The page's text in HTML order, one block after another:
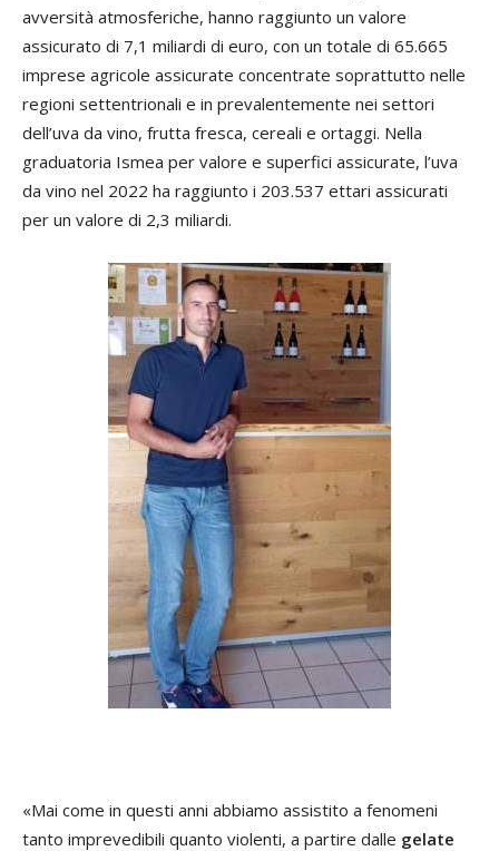
avversità atmosferiche, hanno raggiunto un valore
assicurato di 7,1 miliardi di euro, con un totale di 65.665
imprese agricole assicurate concentrate soprattutto nelle
regioni settentrionali e in prevalentemente nei settori
dell’uva da vino, frutta fresca, cereali e ortaggi. Nella
graduatoria Ismea per valore e superfici assicurate, l’uva
da vino nel 2022 ha raggiunto i 203.537 ettari assicurati
per un valore di 2,3 miliardi.
«Mai come in questi anni abbiamo assistito a fenomeni
tanto imprevedibili quanto violenti, a partire dalle gelate